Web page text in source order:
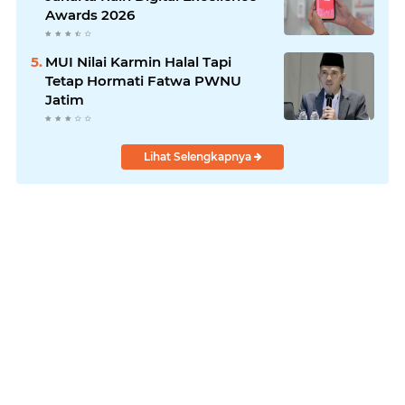
Awards 2026
MUI Nilai Karmin Halal Tapi
Tetap Hormati Fatwa PWNU
Jatim
Lihat Selengkapnya